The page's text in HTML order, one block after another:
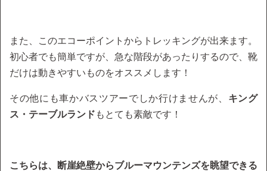
また、このエコーポイントからトレッキングが出来ます。
初心者でも簡単ですが、急な階段があったりするので、靴
だけは動きやすいものをオススメします！
その他にも車かバスツアーでしか行けませんが、 キング
ス・テーブルランド もとても素敵です！
こちらは、断崖絶壁からブルーマウンテンズを眺望できる